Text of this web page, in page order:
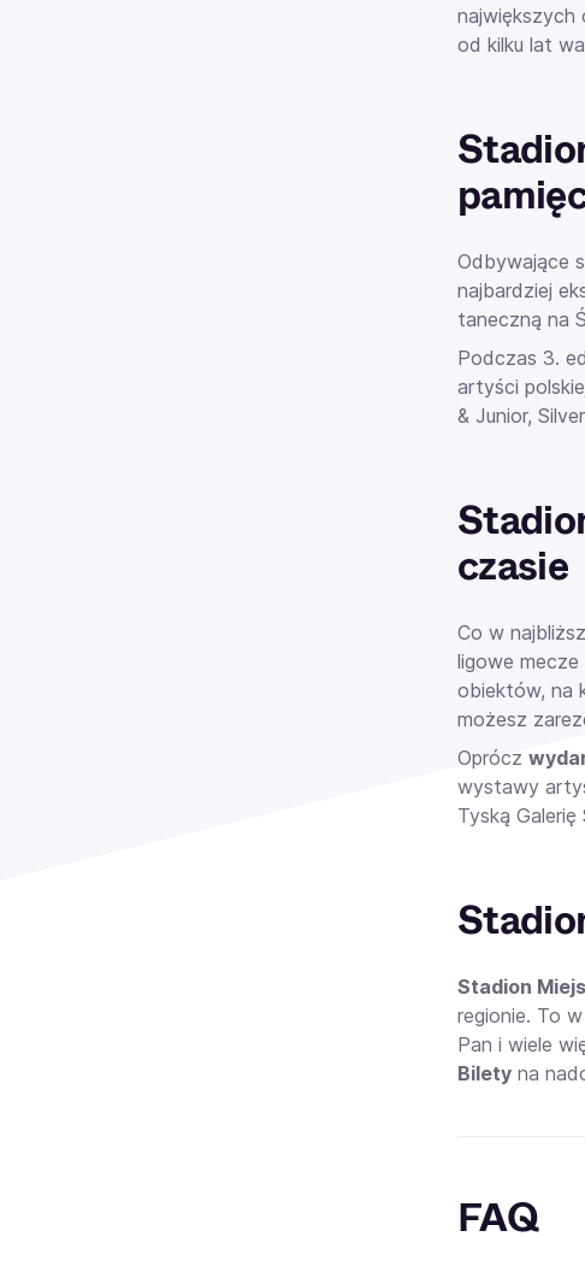
największych
od kilku lat
Odbywające
najbardziej
taneczną na
Podczas 3.
artyści
& Junior,
czasie
Co w
ligowe mecze
obiektów, na
możesz
Oprócz
wystawy
Tyską
Stadion
regionie. To
Pan i wiele
Bilety na
FAQ